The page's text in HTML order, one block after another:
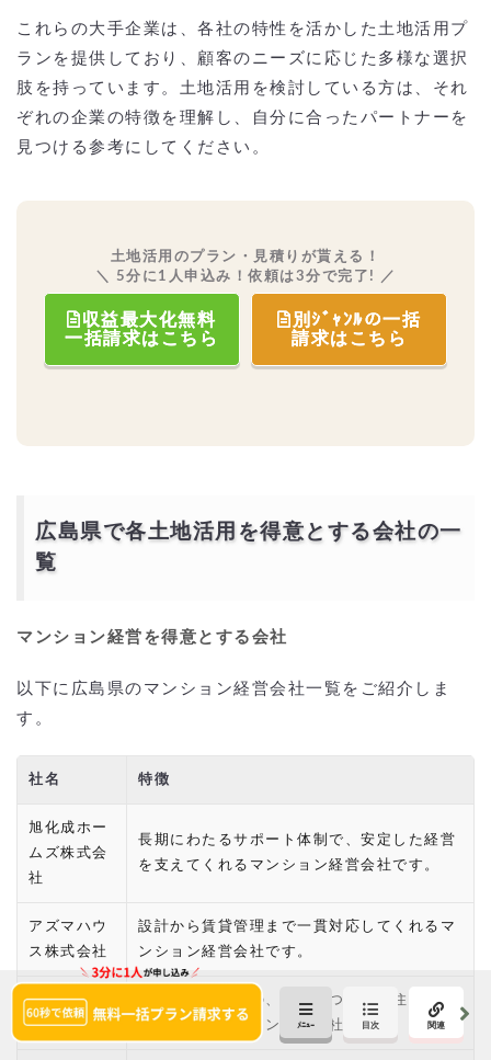
これらの大手企業は、各社の特性を活かした土地活用プ
ランを提供しており、顧客のニーズに応じた多様な選択
肢を持っています。土地活用を検討している方は、それ
ぞれの企業の特徴を理解し、自分に合ったパートナーを
見つける参考にしてください。
土地活用のプラン・見積りが貰える！
＼ 5分に1人申込み！依頼は3分で完了! ／
収益最大化無料
一括請求はこちら
別ｼﾞｬﾝﾙの一括
請求はこちら
広島県で各土地活用を得意とする会社の一
覧
マンション経営を得意とする会社
以下に広島県のマンション経営会社一覧をご紹介しま
す。
社名 特徴
旭化成ホー
ムズ株式会
社
長期にわたるサポート体制で、安定した経営
を支えてくれるマンション経営会社です。
アズマハウ
ス株式会社
設計から賃貸管理まで一貫対応してくれるマ
ンション経営会社です。
朝日建設株
式会社
高性能・省エネの、安全かつ快適な住空間を
提案するマンション経営会社です。